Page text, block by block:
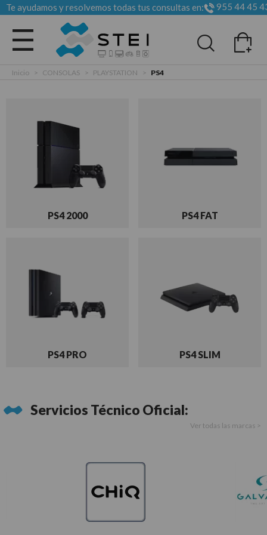
Te ayudamos y resolvemos todas tus consultas en: 955 44 45
Todas las categorias
Inicio > CONSOLAS > PLAYSTATION > PS4
PS4 2000 PS4 FAT
PS4 PRO PS4 SLIM
Servicios Técnico Oficial:
Ver todas las marcas >